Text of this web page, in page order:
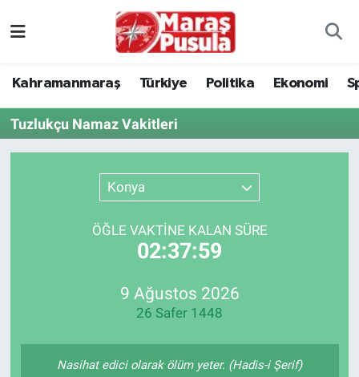
Kahramanmaraş Türkiye Politika Ekonomi
Tuzlukçu Namaz Vakitleri
Konya
ÖĞLE VAKTİNE KALAN SÜRE
02:37:59
9 Ağustos 2026
26 Safer 1448
Nasihat edici olarak ölüm yeter. (Hadis-i Şerif)
Türkiye
Ekonomi
Sağlık
İstanbul Namaz Vakitleri
İstanbul Trafik Yoğunluk Haritası
Süper Lig Puan Durumu ve Fikstür
Son Dakika Haberleri
Haber Arşivi